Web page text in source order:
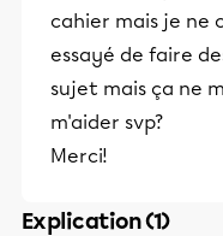
cahier mais je ne
essayé de faire
sujet mais ça ne
m'aider svp?
Merci!
Explication (1)